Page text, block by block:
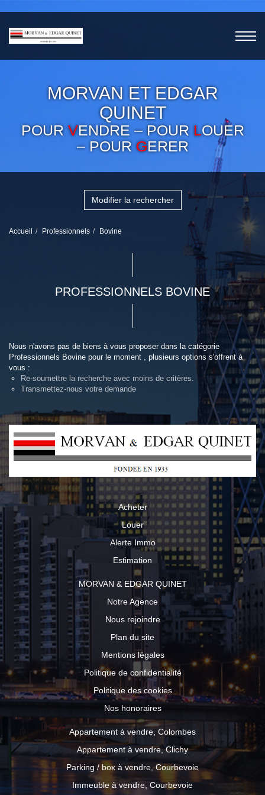
MORVAN ET EDGAR
QUINET
POURVENDRE – POUR LOUER
– POURGERER
Modifier la rechercher
Accueil Professionnels Bovine
PROFESSIONNELS BOVINE
Nous n'avons pas de biens à vous proposer dans la catégorie
Professionnels Bovine pour le moment , plusieurs options s'offrent à
vous :
Re-soumettre la recherche avec moins de critères.
Transmettez-nous votre demande
Acheter
Louer
Alerte Immo
Estimation
MORVAN & EDGAR QUINET
Notre Agence
Nous rejoindre
Plan du site
Mentions légales
Politique de confidentialité
Politique des cookies
Nos honoraires
Appartement à vendre, Colombes
Appartement à vendre, Clichy
Parking / box à vendre, Courbevoie
Immeuble à vendre, Courbevoie